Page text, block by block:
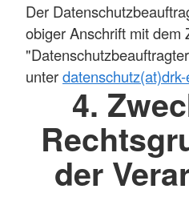
Der
obiger Anschrift mit dem
unter
4.
der